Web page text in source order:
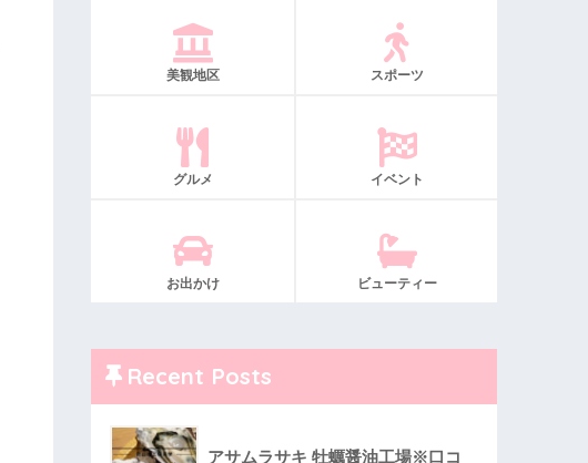
美観地区 スポーツ
グルメ イベント
お出かけ ビューティー
Recent Posts
アサムラサキ 牡蠣醤油工場※口コ